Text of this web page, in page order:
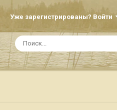
Уже зарегистрированы? Войти